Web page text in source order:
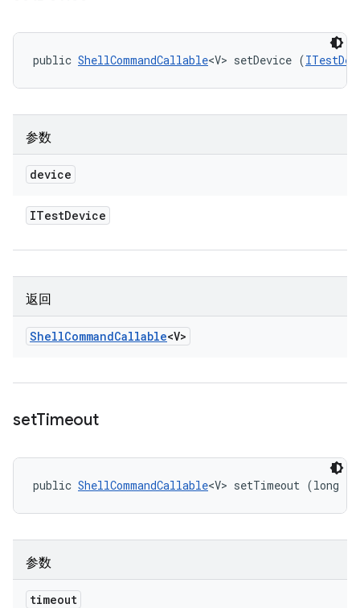
public ShellCommandCallable<V> setDevice (
参数
device
ITestDevice
返回
ShellCommandCallable<V>
setTimeout
public ShellCommandCallable<V> setTimeout (long
参数
timeout